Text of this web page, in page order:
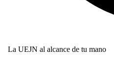
La UEJN al alcance de tu mano